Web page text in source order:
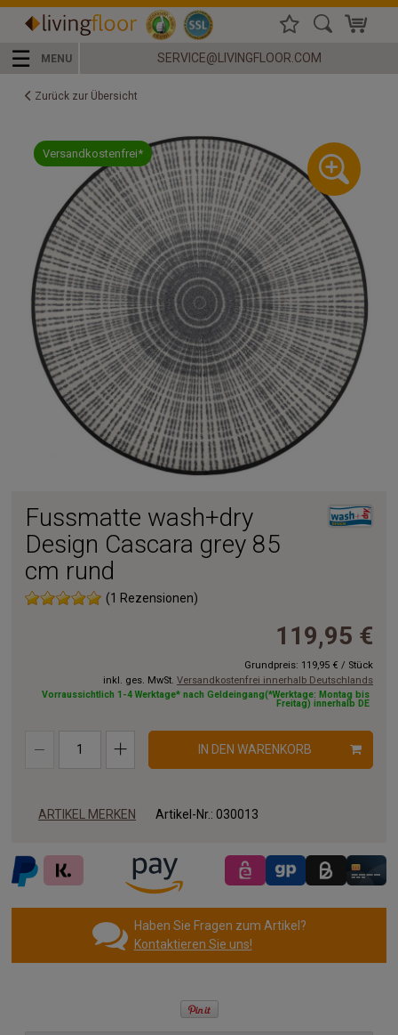
☰ MENU SERVICE@LIVINGFLOOR.COM
Zurück zur Übersicht
Versandkostenfrei*
Fussmatte wash+dry
Design Cascara grey 85
cm rund
(1 Rezensionen)
119,95 €
Grundpreis: 119,95 € / Stück
inkl. ges. MwSt. Versandkostenfrei innerhalb Deutschlands
Vorraussichtlich 1-4 Werktage* nach Geldeingang(*Werktage: Montag bis
Freitag) innerhalb DE
IN DEN WARENKORB
ARTIKEL MERKEN Artikel-Nr.: 030013
Haben Sie Fragen zum Artikel?
Kontaktieren Sie uns!